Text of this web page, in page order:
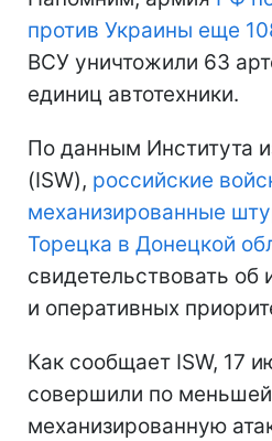
против Украины еще
ВСУ уничтожили 63
единиц автотехники.
По данным Института
(ISW), российские
механизированные
Торецка в Донецкой
свидетельствовать об
и оперативных
Как сообщает ISW, 17
совершили по
механизированную